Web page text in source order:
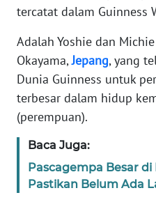
tercatat dalam Guinness
Adalah Yoshie dan
Okayama,Jepang, yang
Dunia Guinness untuk
terbesar dalam hidup
(perempuan).
Baca Juga:
Pascagempa Besar
Pastikan Belum Ada
KONTAK
KAMI
INFO
IKLAN
TENTANG
KAMI
PEDOMAN